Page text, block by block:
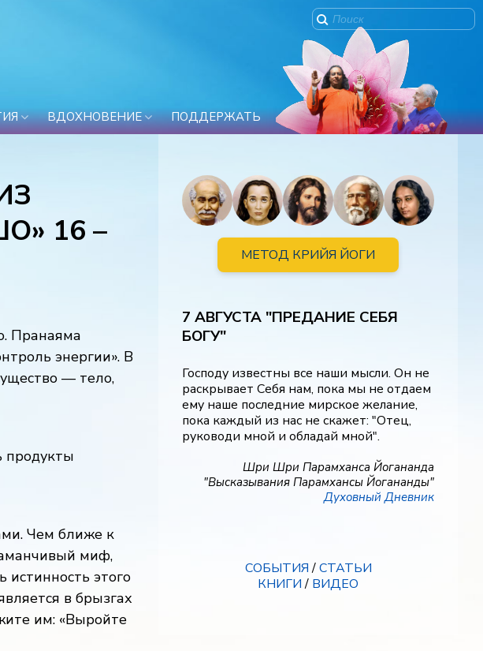
ВДОХНОВЕНИЕ ПОДДЕРЖАТЬ
16 –
Пранаяма
энергии». В
— тело,
продукты
Чем ближе к
миф,
этого
в брызгах
им: «Выройте
МЕТОД КРИЙЯ ЙОГИ
7 АВГУСТА "ПРЕДАНИЕ СЕБЯ
БОГУ"
Господу известны все наши мысли. Он не
раскрывает Себя нам, пока мы не отдаем
ему наше последние мирское желание,
пока каждый из нас не скажет: "Отец,
руководи мной и обладай мной".
Шри Шри Парамханса Йогананда
"Высказывания Парамхансы Йогананды"
Духовный Дневник
СОБЫТИЯ/СТАТЬИ
КНИГИ/ ВИДЕО